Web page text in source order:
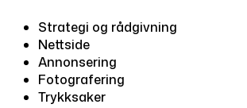
Strategi og rådgivning
Nettside
Annonsering
Fotografering
Trykksaker